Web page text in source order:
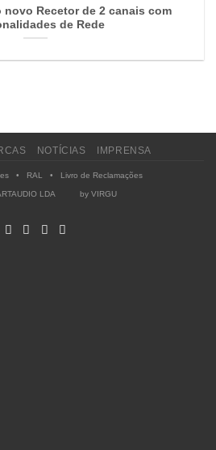
novo Recetor de 2 canais com
de Rede
NOTÍCIAS IMPRENSA
• RAL • Livro de Reclamações
LDA by VIRGU